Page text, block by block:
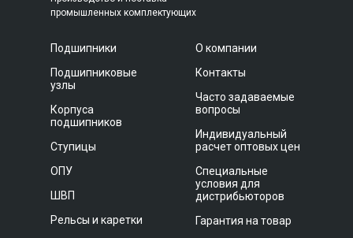
промышленных комплектующих
Подшипники
Подшипниковые
узлы
Корпуса
подшипников
Ступицы
ОПУ
ШВП
Рельсы и каретки
О компании
Контакты
Часто задаваемые
вопросы
Индивидуальный
расчет оптовых цен
Специальные
условия для
дистрибьюторов
Гарантия на товар